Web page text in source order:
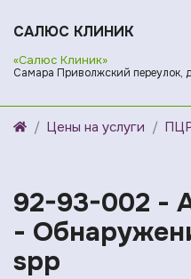
САЛЮС КЛИНИК
«Салюс Клиник»
Самара Приволжский переулок,
Цены на услуги
92-93-002 -
-
spp